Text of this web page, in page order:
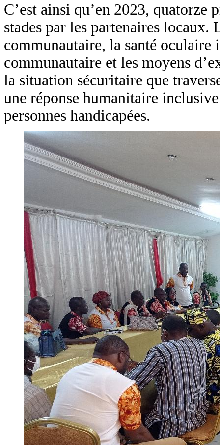
C’est ainsi qu’en 2023,
stades par les partenaires locaux.
communautaire, la santé
communautaire et les moyens
la situation sécuritaire que
une réponse humanitaire
personnes handicapées.